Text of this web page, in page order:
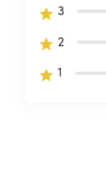
3
2
1